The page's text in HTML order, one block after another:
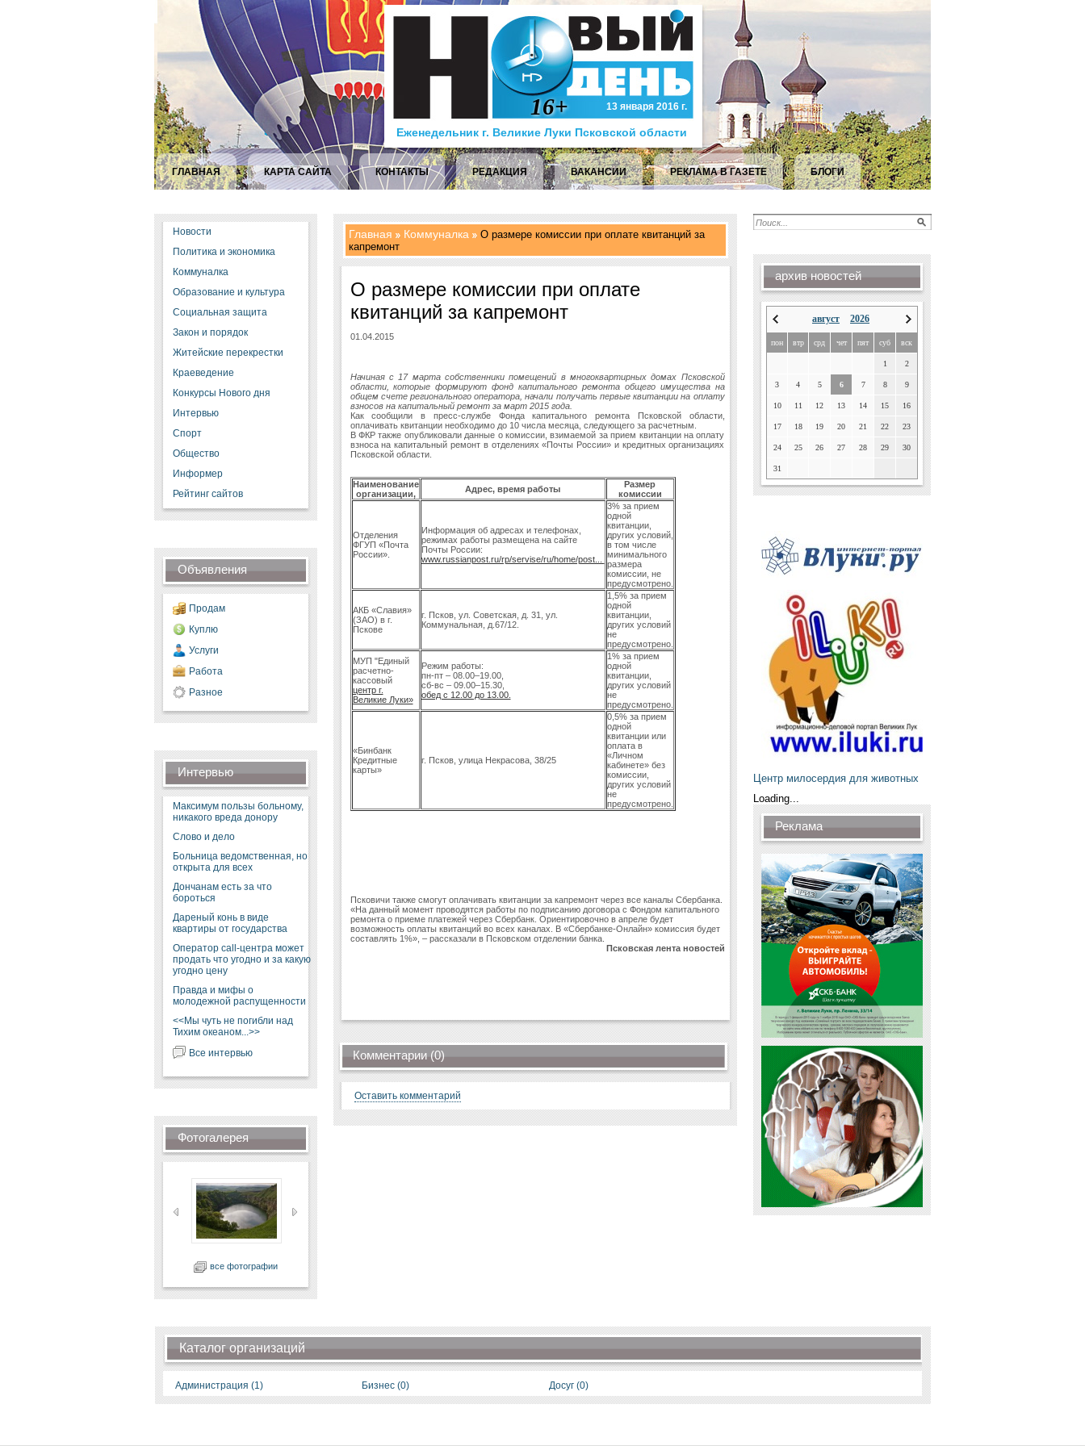
16+ 13 января 2016 г.
Еженедельник г. Великие Луки Псковской области
ГЛАВНАЯ КАРТА САЙТА КОНТАКТЫ РЕДАКЦИЯ ВАКАНСИИ РЕКЛАМА В ГАЗЕТЕ БЛОГИ
Новости
Политика и экономика
Коммуналка
Образование и культура
Социальная защита
Закон и порядок
Житейские перекрестки
Краеведение
Конкурсы Нового дня
Интервью
Спорт
Общество
Информер
Рейтинг сайтов
Объявления
Продам
Куплю
Услуги
Работа
Разное
Интервью
Максимум пользы больному,
никакого вреда донору
Слово и дело
Больница ведомственная, но
открыта для всех
Дончанам есть за что
бороться
Дареный конь в виде
квартиры от государства
Оператор call-центра может
продать что угодно и за какую
угодно цену
Правда и мифы о
молодежной распущенности
<<Мы чуть не погибли над
Тихим океаном...>>
Все интервью
Фотогалерея
все фотографии
Главная Коммуналка
О размере комиссии при оплате квитанций за
капремонт
О размере комиссии при оплате
квитанций за капремонт
01.04.2015
Начиная с 17 марта собственники помещений в многоквартирных домах Псковской
области, которые формируют фонд капитального ремонта общего имущества на
общем счете регионального оператора, начали получать первые квитанции на оплату
взносов на капитальный ремонт за март 2015 года.
Как сообщили в пресс-службе Фонда капитального ремонта Псковской области,
оплачивать квитанции необходимо до 10 числа месяца, следующего за расчетным.
В ФКР также опубликовали данные о комиссии, взимаемой за прием квитанции на оплату
взноса на капитальный ремонт в отделениях «Почты России» и кредитных организациях
Псковской области.
Наименование
организации,
Адрес, время работы
Размер
комиссии
Отделения
ФГУП «Почта
России».
Информация об адресах и телефонах,
режимах работы размещена на сайте
Почты России:
www.russianpost.ru/rp/servise/ru/home/post...
3% за прием
одной
квитанции,
других условий,
в том числе
минимального
размера
комиссии, не
предусмотрено.
АКБ «Славия»
(ЗАО) в г.
Пскове
г. Псков, ул. Советская, д. 31, ул.
Коммунальная, д.67/12.
1,5% за прием
одной
квитанции,
других условий
не
предусмотрено.
МУП "Единый
расчетно-
кассовый
центр г.
Великие Луки»
Режим работы:
пн-пт – 08.00–19.00,
сб-вс – 09.00–15.30,
обед с 12.00 до 13.00.
1% за прием
одной
квитанции,
других условий
не
предусмотрено.
«Бинбанк
Кредитные
карты»
г. Псков, улица Некрасова, 38/25
0,5% за прием
одной
квитанции или
оплата в
«Личном
кабинете» без
комиссии,
других условий
не
предусмотрено.
Псковичи также смогут оплачивать квитанции за капремонт через все каналы Сбербанка.
«На данный момент проводятся работы по подписанию договора с Фондом капитального
ремонта о приеме платежей через Сбербанк. Ориентировочно в апреле будет
возможность оплаты квитанций во всех каналах. В «Сбербанке-Онлайн» комиссия будет
составлять 1%», – рассказали в Псковском отделении банка.
Псковская лента новостей
Комментарии (0)
Оставить комментарий
архив новостей
август 2026
пон втр срд чет пят суб вск
1 2
3 4 5 6 7 8 9
10 11 12 13 14 15 16
17 18 19 20 21 22 23
24 25 26 27 28 29 30
31
Центр милосердия для животных
Loading...
Реклама
Каталог организаций
Администрация (1) Бизнес (0) Досуг (0)